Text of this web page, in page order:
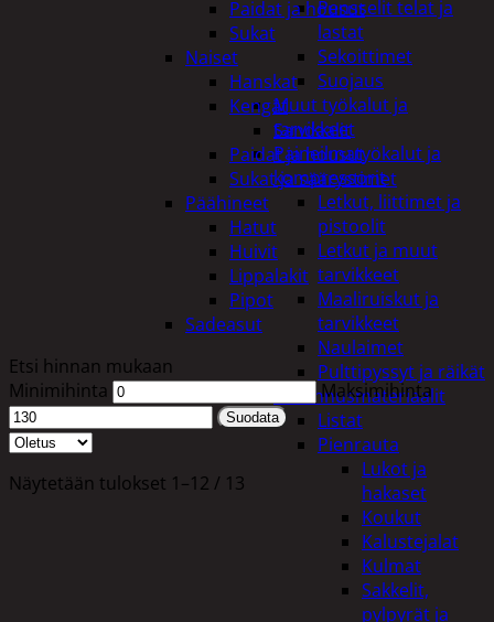
Pensselit telat ja
lastat
Sekoittimet
Suojaus
Muut työkalut ja
tarvikkeet
Paineilmatyökalut ja
kompressorit
Letkut, liittimet ja
pistoolit
Letkut ja muut
tarvikkeet
Maaliruiskut ja
tarvikkeet
Naulaimet
Pulttipyssyt ja räikät
Rakennusmateriaalit
Listat
Pienrauta
Lukot ja
hakaset
Koukut
Kalustejalat
Kulmat
Sakkelit,
pylpyrät ja
Paidat ja housut
Sukat
Naiset
Hanskat
Kengät
Sandaalit
Paidat ja housut
Sukat ja säärystimet
Päähineet
Hatut
Huivit
Lippalakit
Pipot
Sadeasut
Etsi hinnan mukaan
Minimihinta
Maksimihinta
Suodata
Näytetään tulokset 1–12 / 13